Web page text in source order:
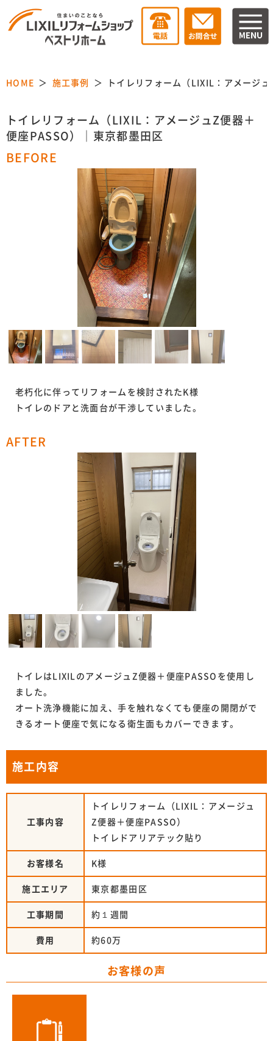
HOME 施工事例 トイレリフォーム（LIXIL：アメージ
トイレリフォーム（LIXIL：アメージュZ便器＋
便座PASSO）｜東京都墨田区
BEFORE
老朽化に伴ってリフォームを検討されたK様
トイレのドアと洗面台が干渉していました。
AFTER
トイレはLIXILのアメージュZ便器＋便座PASSOを使用し
ました。
オート洗浄機能に加え、手を触れなくても便座の開閉がで
きるオート便座で気になる衛生面もカバーできます。
施工内容
工事内容
トイレリフォーム（LIXIL：アメージュ
Z便器＋便座PASSO）
トイレドアリアテック貼り
お客様名 K様
施工エリア 東京都墨田区
工事期間 約１週間
費用 約60万
お客様の声